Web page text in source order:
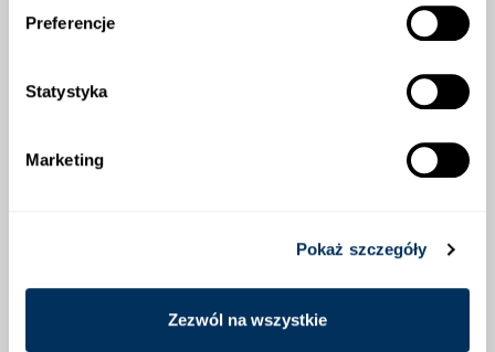
Preferencje
Statystyka
Marketing
Pokaż szczegóły
Zezwól na wszystkie
Napar z liści łagodzi kaszel i wspiera leczenie
zapaleniu dróg moczowych.
Bazylia zielonolistna to niezastąpiona przyprawa w
kuchni i naturalny środek wspomagający zdrowie!